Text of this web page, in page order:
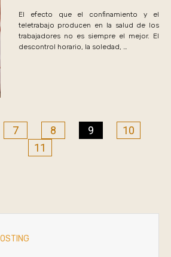
El efecto que el confinamiento y el
teletrabajo producen en la salud de los
trabajadores no es siempre el mejor. El
descontrol horario, la soledad, …
7 8 9
10
11